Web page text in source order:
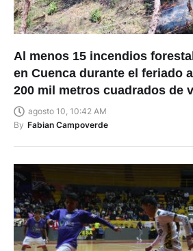
Al menos 15 incendios
en Cuenca durante el feriado
200 mil metros cuadrados de
agosto 10, 10:42 AM
By Fabian Campoverde